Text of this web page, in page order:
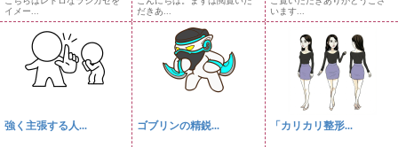
イメー...
だきあ...
います...
強く主張する人... ゴブリンの精鋭... 「カリカリ整形...